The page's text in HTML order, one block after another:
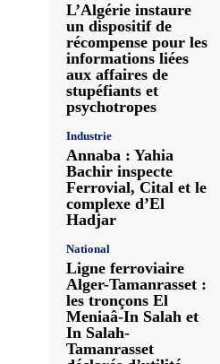
L’Algérie instaure
un dispositif de
récompense pour les
informations liées
aux affaires de
stupéfiants et
psychotropes
Industrie
Annaba : Yahia
Bachir inspecte
Ferrovial, Cital et le
complexe d’El
Hadjar
National
Ligne ferroviaire
Alger-Tamanrasset :
les tronçons El
Meniaâ-In Salah et
In Salah-
Tamanrasset